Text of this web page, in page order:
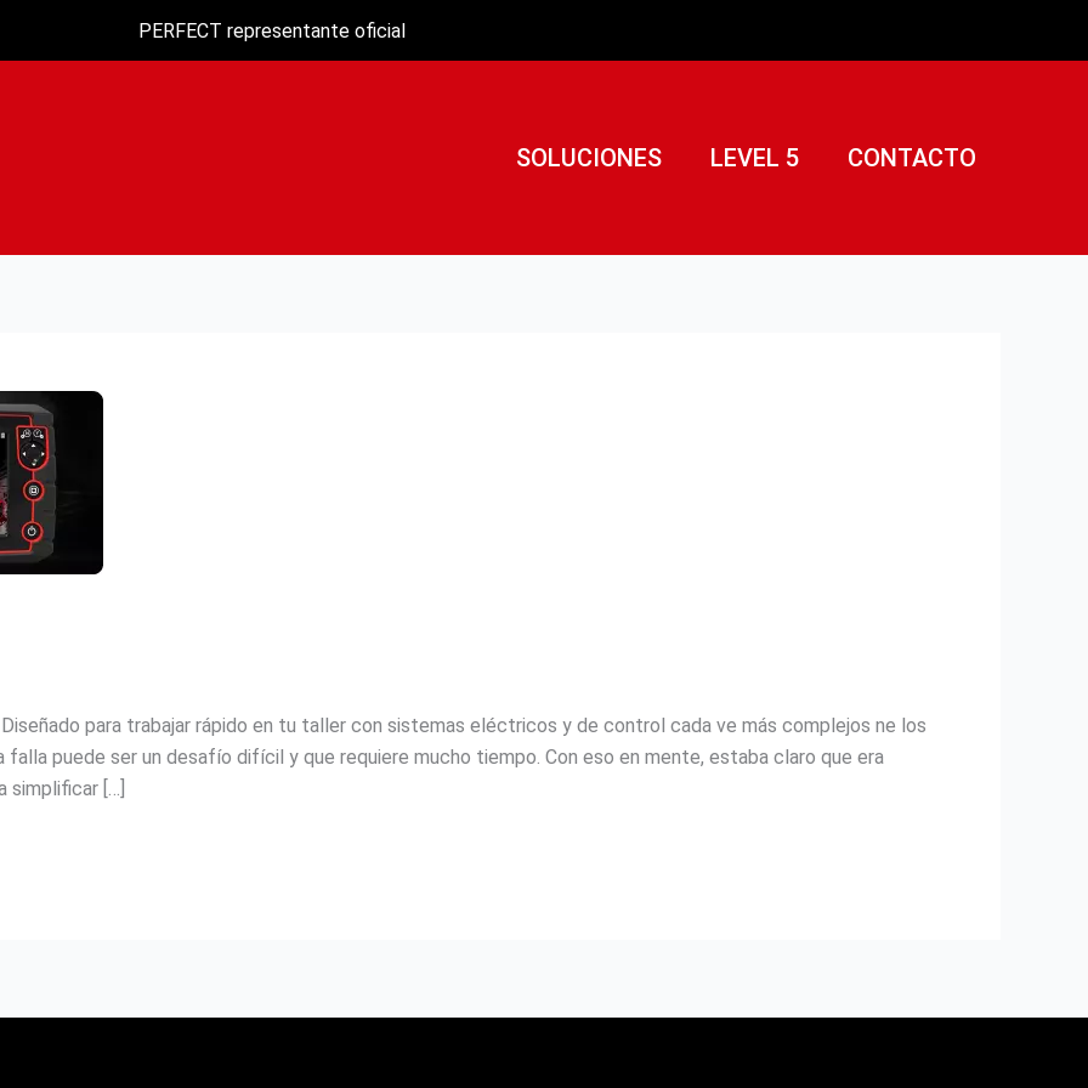
PERFECT representante oficial
SOLUCIONES LEVEL 5 CONTACTO
Diseñado para trabajar rápido en tu taller con sistemas eléctricos y de control cada ve más complejos ne los
puede ser un desafío difícil y que requiere mucho tiempo. Con eso en mente, estaba claro que era
simplificar […]